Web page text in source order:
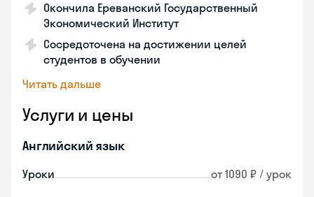
Окончила Ереванский Государственный
Экономический Институт
Сосредоточена на достижении целей
студентов в обучении
Читать дальше
Услуги и цены
Английский язык
Уроки от 1090 ₽ / урок